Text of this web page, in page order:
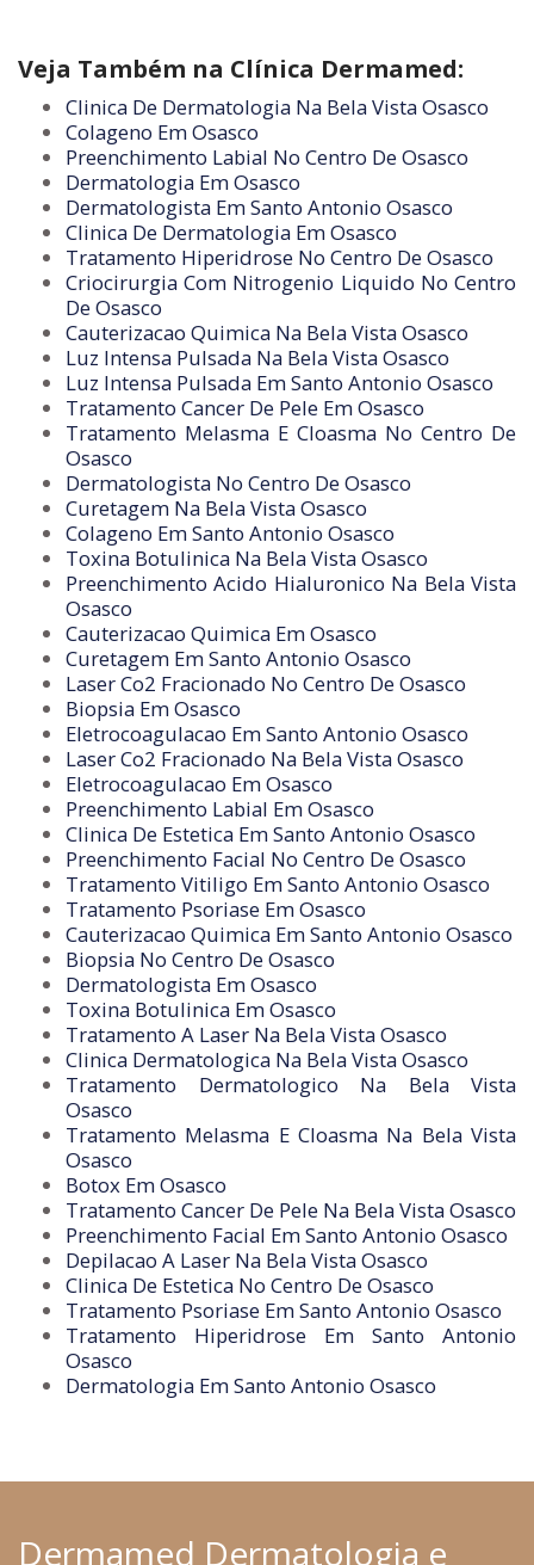
Veja Também na Clínica Dermamed:
Clinica De Dermatologia Na Bela Vista Osasco
Colageno Em Osasco
Preenchimento Labial No Centro De Osasco
Dermatologia Em Osasco
Dermatologista Em Santo Antonio Osasco
Clinica De Dermatologia Em Osasco
Tratamento Hiperidrose No Centro De Osasco
Criocirurgia Com Nitrogenio Liquido No Centro
De Osasco
Cauterizacao Quimica Na Bela Vista Osasco
Luz Intensa Pulsada Na Bela Vista Osasco
Luz Intensa Pulsada Em Santo Antonio Osasco
Tratamento Cancer De Pele Em Osasco
Tratamento Melasma E Cloasma No Centro De
Osasco
Dermatologista No Centro De Osasco
Curetagem Na Bela Vista Osasco
Colageno Em Santo Antonio Osasco
Toxina Botulinica Na Bela Vista Osasco
Preenchimento Acido Hialuronico Na Bela Vista
Osasco
Cauterizacao Quimica Em Osasco
Curetagem Em Santo Antonio Osasco
Laser Co2 Fracionado No Centro De Osasco
Biopsia Em Osasco
Eletrocoagulacao Em Santo Antonio Osasco
Laser Co2 Fracionado Na Bela Vista Osasco
Eletrocoagulacao Em Osasco
Preenchimento Labial Em Osasco
Clinica De Estetica Em Santo Antonio Osasco
Preenchimento Facial No Centro De Osasco
Tratamento Vitiligo Em Santo Antonio Osasco
Tratamento Psoriase Em Osasco
Cauterizacao Quimica Em Santo Antonio Osasco
Biopsia No Centro De Osasco
Dermatologista Em Osasco
Toxina Botulinica Em Osasco
Tratamento A Laser Na Bela Vista Osasco
Clinica Dermatologica Na Bela Vista Osasco
Tratamento Dermatologico Na Bela Vista
Osasco
Tratamento Melasma E Cloasma Na Bela Vista
Osasco
Botox Em Osasco
Tratamento Cancer De Pele Na Bela Vista Osasco
Preenchimento Facial Em Santo Antonio Osasco
Depilacao A Laser Na Bela Vista Osasco
Clinica De Estetica No Centro De Osasco
Tratamento Psoriase Em Santo Antonio Osasco
Tratamento Hiperidrose Em Santo Antonio
Osasco
Dermatologia Em Santo Antonio Osasco
Dermamed Dermatologia e